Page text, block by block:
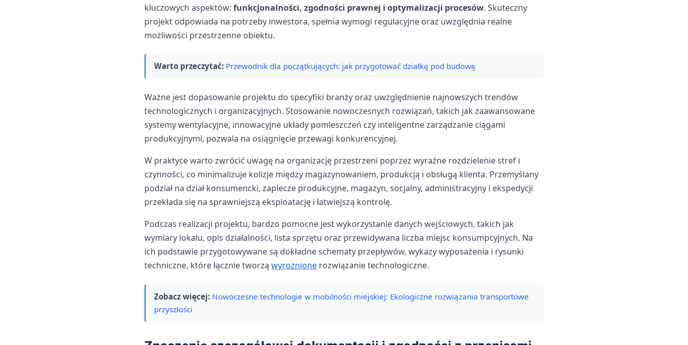
kluczowych aspektów: funkcjonalności, zgodności prawnej i optymalizacji procesów. Skuteczny
projekt odpowiada na potrzeby inwestora, spełnia wymogi regulacyjne oraz uwzględnia realne
możliwości przestrzenne obiektu.
Warto przeczytać: Przewodnik dla początkujących: jak przygotować działkę pod budowę
Ważne jest dopasowanie projektu do specyfiki branży oraz uwzględnienie najnowszych trendów
technologicznych i organizacyjnych. Stosowanie nowoczesnych rozwiązań, takich jak zaawansowane
systemy wentylacyjne, innowacyjne układy pomieszczeń czy inteligentne zarządzanie ciągami
produkcyjnymi, pozwala na osiągnięcie przewagi konkurencyjnej.
W praktyce warto zwrócić uwagę na organizację przestrzeni poprzez wyraźne rozdzielenie stref i
czynności, co minimalizuje kolizje między magazynowaniem, produkcją i obsługą klienta. Przemyślany
podział na dział konsumencki, zaplecze produkcyjne, magazyn, socjalny, administracyjny i ekspedycji
przekłada się na sprawniejszą eksploatację i łatwiejszą kontrolę.
Podczas realizacji projektu, bardzo pomocne jest wykorzystanie danych wejściowych, takich jak
wymiary lokalu, opis działalności, lista sprzętu oraz przewidywana liczba miejsc konsumpcyjnych. Na
ich podstawie przygotowywane są dokładne schematy przepływów, wykazy wyposażenia i rysunki
techniczne, które łącznie tworzą wyroznione rozwiązanie technologiczne.
Zobacz więcej: Nowoczesne technologie w mobilności miejskiej: Ekologiczne rozwiązania transportowe
przyszłości